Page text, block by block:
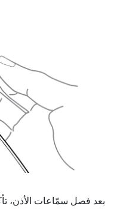
بعد فصل سمّاعات الأذن،